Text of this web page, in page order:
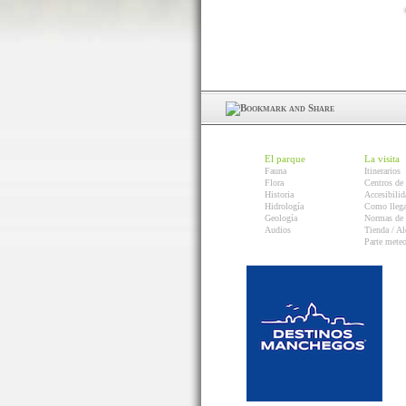
El parque
Fauna
Flora
Historia
Hidrología
Geología
Audios
La visita
Itinerarios
Centros de
Como
Normas
Tienda /
Parte